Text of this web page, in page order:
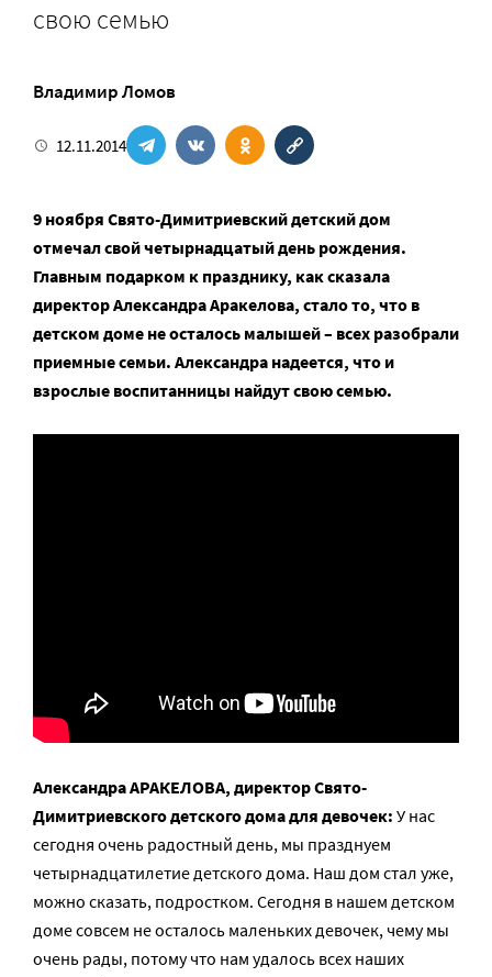
свою семью
Владимир Ломов
12.11.2014
9 ноября Свято-Димитриевский детский дом
отмечал свой четырнадцатый день рождения.
Главным подарком к празднику, как сказала
директор Александра Аракелова, стало то, что в
детском доме не осталось малышей – всех разобрали
приемные семьи. Александра надеется, что и
взрослые воспитанницы найдут свою семью.
Александра АРАКЕЛОВА, директор Свято-
Димитриевского детского дома для девочек: У нас
сегодня очень радостный день, мы празднуем
четырнадцатилетие детского дома. Наш дом стал уже,
можно сказать, подростком. Сегодня в нашем детском
доме совсем не осталось маленьких девочек, чему мы
очень рады, потому что нам удалось всех наших